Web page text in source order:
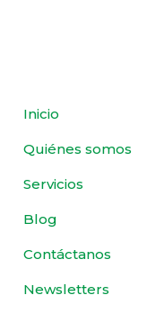
Inicio
Quiénes somos
Servicios
Blog
Contáctanos
Newsletters